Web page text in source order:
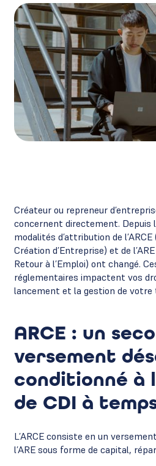
Créateur ou repreneur
concernent directement. Depuis
modalités d’attribution de
Création d’Entreprise) et de
Retour à l’Emploi) ont changé.
réglementaires impactent vos
lancement et la gestion de votre
ARCE : un
versement
conditionné à
de CDI à
L’ARCE consiste en un
l’ARE sous forme de capital,